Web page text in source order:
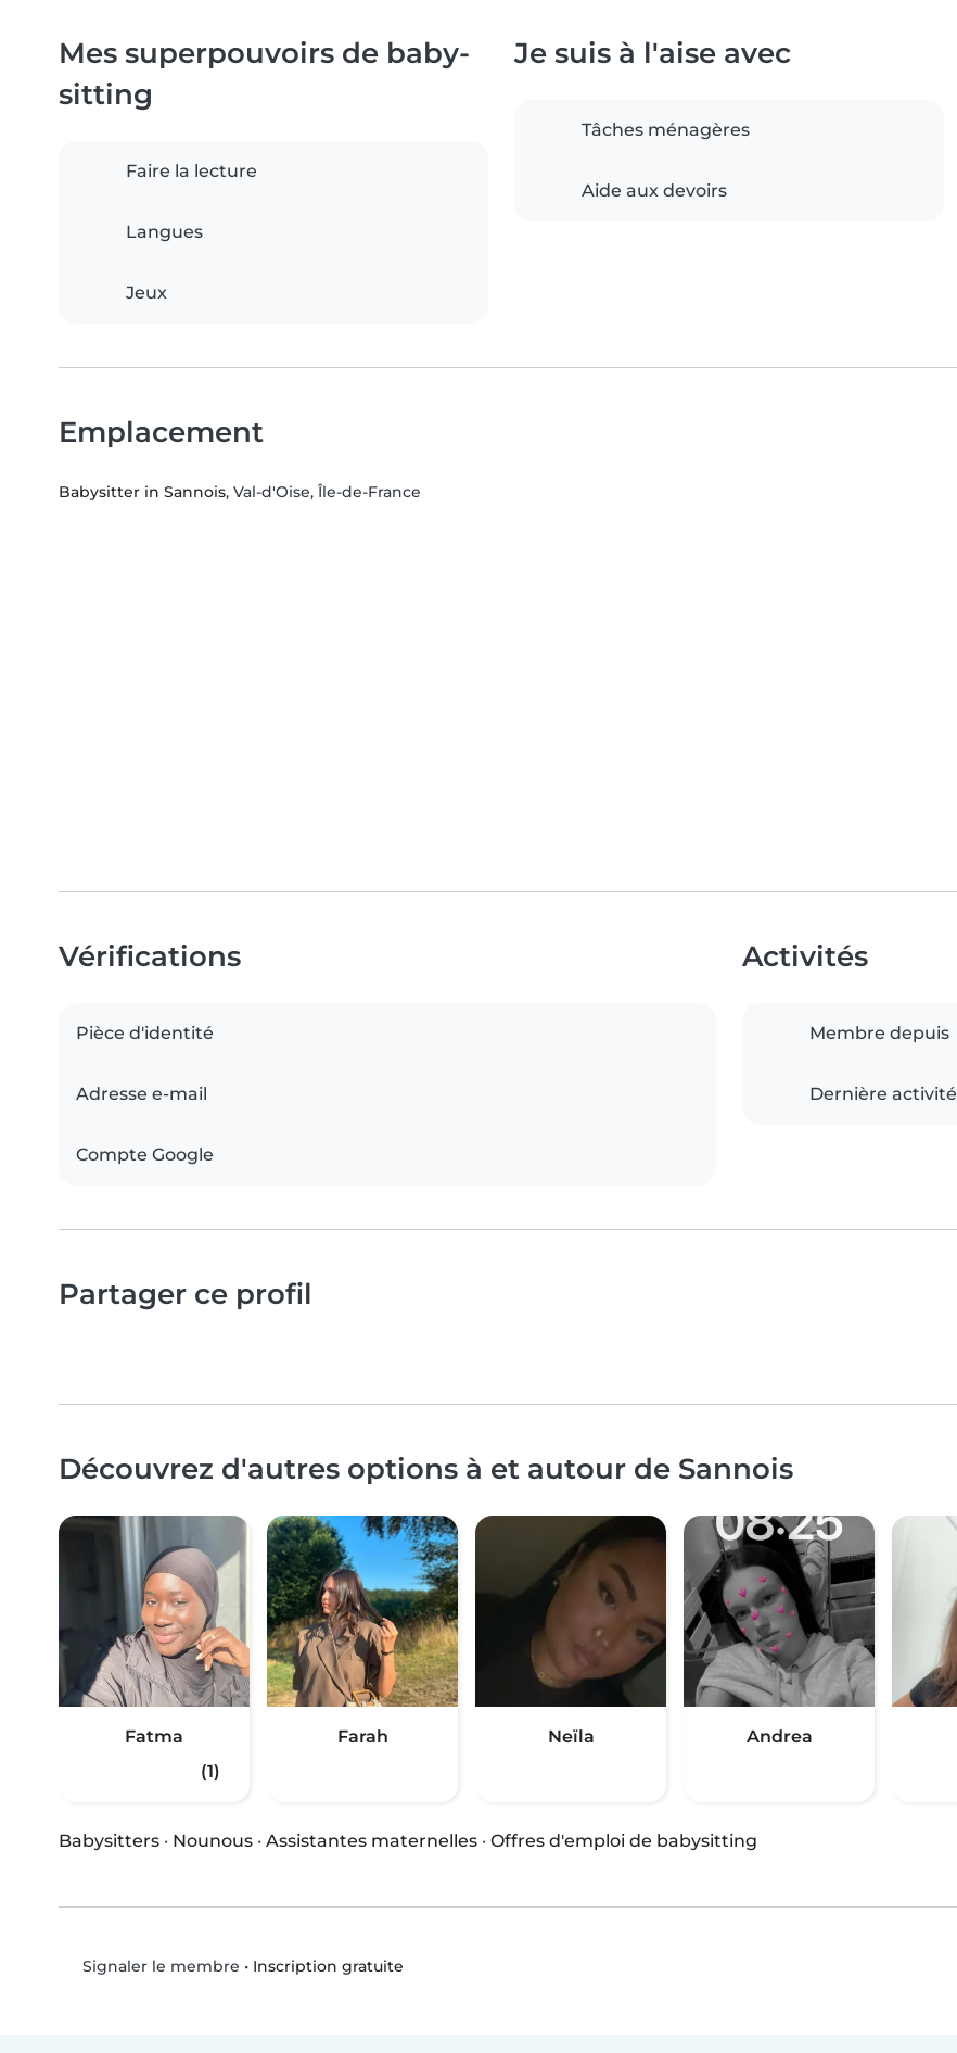
Mes superpouvoirs de baby-
sitting
Faire la lecture
Langues
Jeux
Je suis à l'aise avec
Tâches ménagères
Aide aux devoirs
Emplacement
Babysitter in Sannois, Val-d'Oise, Île-de-France
Vérifications
Pièce d'identité
Adresse e-mail
Compte Google
Activités
Membre depuis
Dernière activité
Partager ce profil
Découvrez d'autres options à et autour de Sannois
Fatma
(1)
Farah Neïla Andrea
Babysitters · Nounous · Assistantes maternelles · Offres d'emploi de babysitting
Signaler le membre • Inscription gratuite